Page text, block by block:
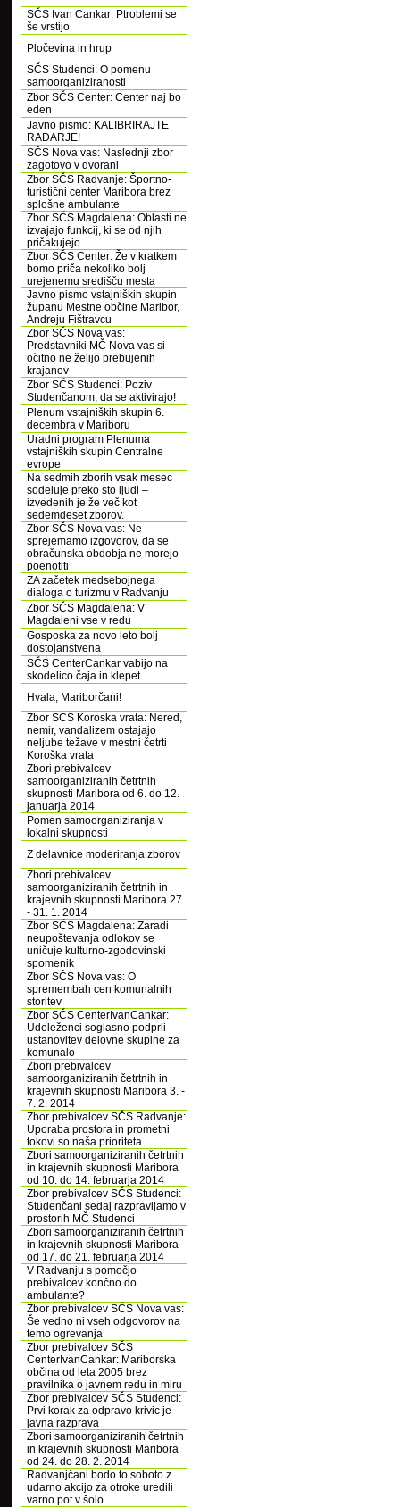
SČS Ivan Cankar: Ptroblemi se
še vrstijo
Pločevina in hrup
SČS Studenci: O pomenu
samoorganiziranosti
Zbor SČS Center: Center naj bo
eden
Javno pismo: KALIBRIRAJTE
RADARJE!
SČS Nova vas: Naslednji zbor
zagotovo v dvorani
Zbor SČS Radvanje: Športno-
turistični center Maribora brez
splošne ambulante
Zbor SČS Magdalena: Oblasti ne
izvajajo funkcij, ki se od njih
pričakujejo
Zbor SČS Center: Že v kratkem
bomo priča nekoliko bolj
urejenemu središču mesta
Javno pismo vstajniških skupin
županu Mestne občine Maribor,
Andreju Fištravcu
Zbor SČS Nova vas:
Predstavniki MČ Nova vas si
očitno ne želijo prebujenih
krajanov
Zbor SČS Studenci: Poziv
Studenčanom, da se aktivirajo!
Plenum vstajniških skupin 6.
decembra v Mariboru
Uradni program Plenuma
vstajniških skupin Centralne
evrope
Na sedmih zborih vsak mesec
sodeluje preko sto ljudi –
izvedenih je že več kot
sedemdeset zborov.
Zbor SČS Nova vas: Ne
sprejemamo izgovorov, da se
obračunska obdobja ne morejo
poenotiti
ZA začetek medsebojnega
dialoga o turizmu v Radvanju
Zbor SČS Magdalena: V
Magdaleni vse v redu
Gosposka za novo leto bolj
dostojanstvena
SČS CenterCankar vabijo na
skodelico čaja in klepet
Hvala, Mariborčani!
Zbor SCS Koroska vrata: Nered,
nemir, vandalizem ostajajo
neljube težave v mestni četrti
Koroška vrata
Zbori prebivalcev
samoorganiziranih četrtnih
skupnosti Maribora od 6. do 12.
januarja 2014
Pomen samoorganiziranja v
lokalni skupnosti
Z delavnice moderiranja zborov
Zbori prebivalcev
samoorganiziranih četrtnih in
krajevnih skupnosti Maribora 27.
- 31. 1. 2014
Zbor SČS Magdalena: Zaradi
neupoštevanja odlokov se
uničuje kulturno-zgodovinski
spomenik
Zbor SČS Nova vas: O
spremembah cen komunalnih
storitev
Zbor SČS CenterIvanCankar:
Udeleženci soglasno podprli
ustanovitev delovne skupine za
komunalo
Zbori prebivalcev
samoorganiziranih četrtnih in
krajevnih skupnosti Maribora 3. -
7. 2. 2014
Zbor prebivalcev SČS Radvanje:
Uporaba prostora in prometni
tokovi so naša prioriteta
Zbori samoorganiziranih četrtnih
in krajevnih skupnosti Maribora
od 10. do 14. februarja 2014
Zbor prebivalcev SČS Studenci:
Studenčani sedaj razpravljamo v
prostorih MČ Studenci
Zbori samoorganiziranih četrtnih
in krajevnih skupnosti Maribora
od 17. do 21. februarja 2014
V Radvanju s pomočjo
prebivalcev končno do
ambulante?
Zbor prebivalcev SČS Nova vas:
Še vedno ni vseh odgovorov na
temo ogrevanja
Zbor prebivalcev SČS
CenterIvanCankar: Mariborska
občina od leta 2005 brez
pravilnika o javnem redu in miru
Zbor prebivalcev SČS Studenci:
Prvi korak za odpravo krivic je
javna razprava
Zbori samoorganiziranih četrtnih
in krajevnih skupnosti Maribora
od 24. do 28. 2. 2014
Radvanjčani bodo to soboto z
udarno akcijo za otroke uredili
varno pot v šolo